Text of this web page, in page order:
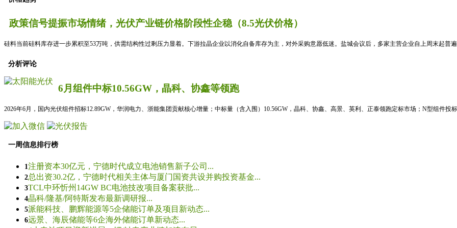
政策信号提振市场情绪，光伏产业链价格阶段性企稳（8.5光伏价格）
硅料当前硅料库存进一步累积至53万吨，供需结构性过剩压力显着。下游拉晶企业以消化自备库存为主，对外采购意愿低迷。盐城会议后，多家主营企业自上周末起普
分析评论
6月组件中标10.56GW，晶科、协鑫等领跑
2026年6月，国内光伏组件招标12.89GW，华润电力、浙能集团贡献核心增量；中标量（含入围）10.56GW，晶科、协鑫、高景、英利、正泰领跑定标市场；N型组件投
一周信息排行榜
1注册资本30亿元，宁德时代成立电池销售新子公司...
2总出资30.2亿，宁德时代相关主体与厦门国资共设并购投资基金...
3TCL中环忻州14GW BC电池技改项目备案获批...
4晶科/隆基/阿特斯发布最新调研报...
5派能科技、鹏辉能源等5企储能订单及项目新动态...
6远景、海辰储能等6企海外储能订单新动态...